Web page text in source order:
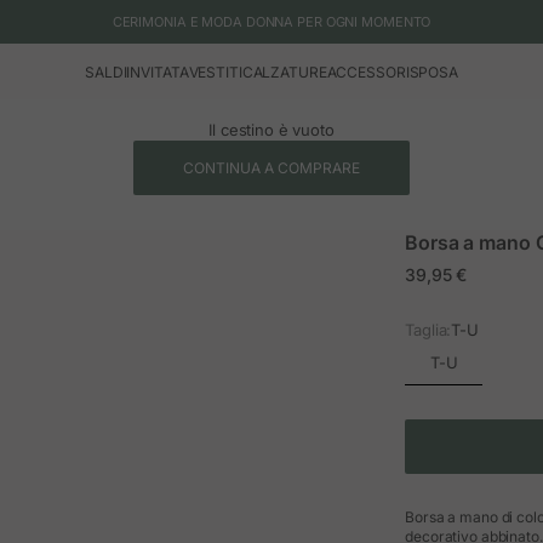
CERIMONIA E MODA DONNA PER OGNI MOMENTO
SALDIINVITATAVESTITICALZATUREACCESSORISPOSA
Il cestino è vuoto
CONTINUA A COMPRARE
Borsa a mano
Prezzo in offerta
39,95 €
Taglia:T-U
T-U
Borsa a mano di
decorativo abbinato.